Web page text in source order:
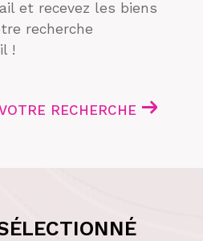
et recevez les biens
recherche
!
RECHERCHE